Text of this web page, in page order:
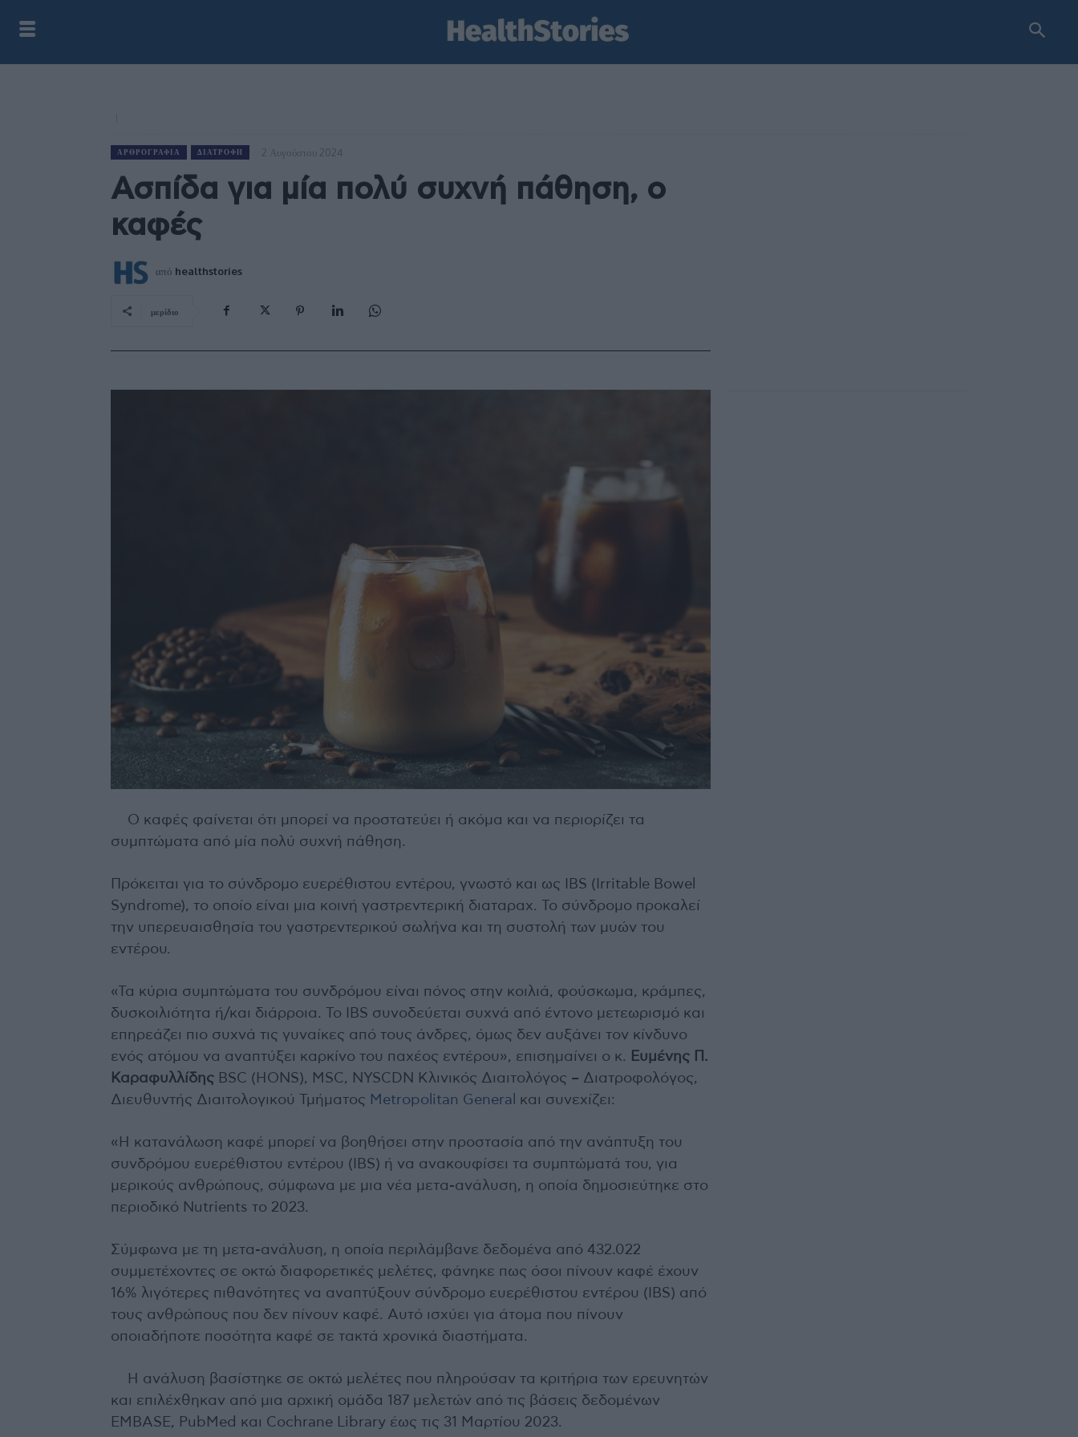
ΑΡΘΡΟΓΡΑΦΊΑ ΔΙΑΤΡΟΦΉ 2 Αυγούστου 2024
Ασπίδα για μία πολύ συχνή πάθηση, ο
καφές
από healthstories
μερίδιο
Ο καφές φαίνεται ότι μπορεί να προστατεύει ή ακόμα και να περιορίζει τα
συμπτώματα από μία πολύ συχνή πάθηση.
Πρόκειται για το σύνδρομο ευερέθιστου εντέρου, γνωστό και ως IBS (Irritable Βowel
Syndrome), το οποίο είναι μια κοινή γαστρεντερική διαταραχ. Το σύνδρομο προκαλεί
την υπερευαισθησία του γαστρεντερικού σωλήνα και τη συστολή των μυών του
εντέρου.
«Τα κύρια συμπτώματα του συνδρόμου είναι πόνος στην κοιλιά, φούσκωμα, κράμπες,
δυσκοιλιότητα ή/και διάρροια. Το IBS συνοδεύεται συχνά από έντονο μετεωρισμό και
επηρεάζει πιο συχνά τις γυναίκες από τους άνδρες, όμως δεν αυξάνει τον κίνδυνο
ενός ατόμου να αναπτύξει καρκίνο του παχέος εντέρου», επισημαίνει ο κ.
Ευμένης Π.
Καραφυλλίδης BSC (HONS), MSC, NYSCDN Κλινικός Διαιτολόγος – Διατροφολόγος,
Διευθυντής Διαιτολογικού Τμήματος Metropolitan General και συνεχίζει:
«Η κατανάλωση καφέ μπορεί να βοηθήσει στην προστασία από την ανάπτυξη του
συνδρόμου ευερέθιστου εντέρου (IBS) ή να ανακουφίσει τα συμπτώματά του, για
μερικούς ανθρώπους, σύμφωνα με μια νέα μετα-ανάλυση, η οποία δημοσιεύτηκε στο
περιοδικό Nutrients το 2023.
Σύμφωνα με τη μετα-ανάλυση, η οποία περιλάμβανε δεδομένα από 432.022
συμμετέχοντες σε οκτώ διαφορετικές μελέτες, φάνηκε πως όσοι πίνουν καφέ έχουν
16% λιγότερες πιθανότητες να αναπτύξουν σύνδρομο ευερέθιστου εντέρου (IBS) από
τους ανθρώπους που δεν πίνουν καφέ. Αυτό ισχύει για άτομα που πίνουν
οποιαδήποτε ποσότητα καφέ σε τακτά χρονικά διαστήματα.
Η ανάλυση βασίστηκε σε οκτώ μελέτες που πληρούσαν τα κριτήρια των ερευνητών
και επιλέχθηκαν από μια αρχική ομάδα 187 μελετών από τις βάσεις δεδομένων
EMBASE, PubMed και Cochrane Library έως τις 31 Μαρτίου 2023.